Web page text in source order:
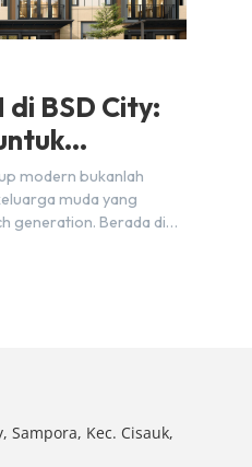
di BSD City:
Sandwich
modern bukanlah
muda yang
generation. Berada di
Sampora, Kec. Cisauk,